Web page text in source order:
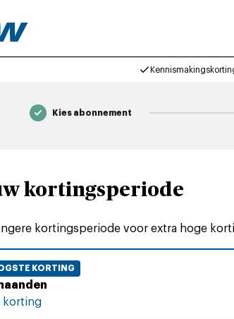
Kies abonnement
kortingsperiode
kortingsperiode voor extra hoge
KORTING
korting